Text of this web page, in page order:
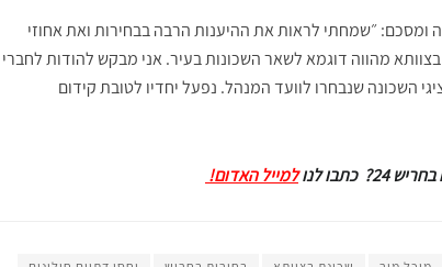
ומסכם: ״שמחתי לראות את ההיענות הרבה בבחירות ואת אחוזי
מהווה דוגמא לשאר השכונות בעיר. אני מבקש להודות לחברי
השכונה שנבחרו לוועד המנהל. נפעל יחדיו לטובת קידום
לנו למייל האדום!